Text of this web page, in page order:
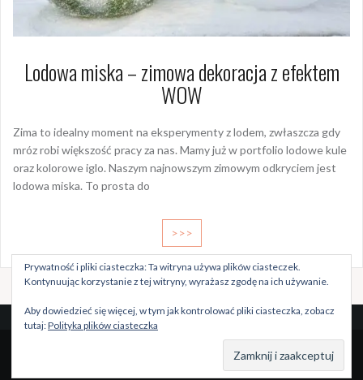
Lodowa miska – zimowa dekoracja z efektem
WOW
Zima to idealny moment na eksperymenty z lodem, zwłaszcza gdy
mróz robi większość pracy za nas. Mamy już w portfolio lodowe kule
oraz kolorowe iglo. Naszym najnowszym zimowym odkryciem jest
lodowa miska. To prosta do
>>>
Szablon: Oriaby
Prywatność i pliki ciasteczka: Ta witryna używa plików ciasteczek.
Kontynuując korzystanie z tej witryny, wyrażasz zgodę na ich używanie.
Aby dowiedzieć się więcej, w tym jak kontrolować pliki ciasteczka, zobacz
tutaj:Polityka plików ciasteczka